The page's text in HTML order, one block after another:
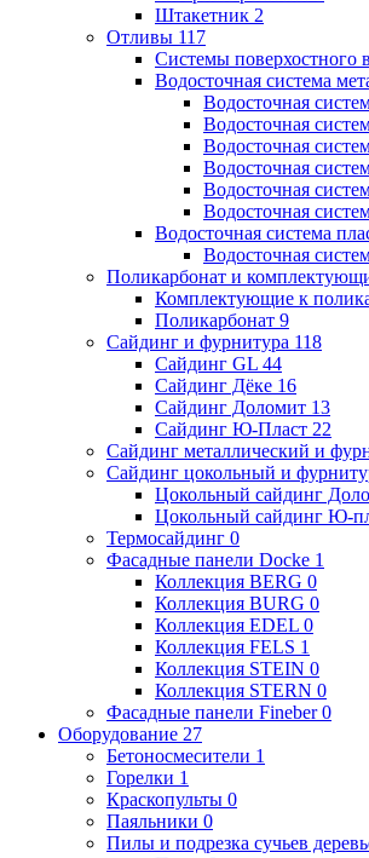
Штакетник 2
Отливы 117
Системы поверхостного
Водосточная система
Водосточная
Водосточная
Водосточная
Водосточная
Водосточная
Водосточная
Водосточная система
Водосточная
Поликарбонат и
Комплектующие к
Поликарбонат 9
Сайдинг и фурнитура 118
Сайдинг GL 44
Сайдинг Дёке 16
Сайдинг Доломит 13
Сайдинг Ю-Пласт 22
Сайдинг металлический и
Сайдинг цокольный и
Цокольный сайдинг
Цокольный сайдинг Ю-
Термосайдинг 0
Фасадные панели Docke 1
Коллекция BERG 0
Коллекция BURG 0
Коллекция EDEL 0
Коллекция FELS 1
Коллекция STEIN 0
Коллекция STERN 0
Фасадные панели Fineber0
Оборудование 27
Бетоносмесители 1
Горелки 1
Краскопульты 0
Паяльники 0
Пилы и подрезка сучьев